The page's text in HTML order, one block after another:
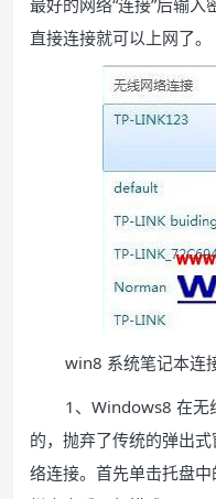
最好的网络“连接”后输入
直接连接就可以上网了。
win8 系统笔记本连
1、Windows8 在无
的，抛弃了传统的弹出
络连接。首先单击托盘